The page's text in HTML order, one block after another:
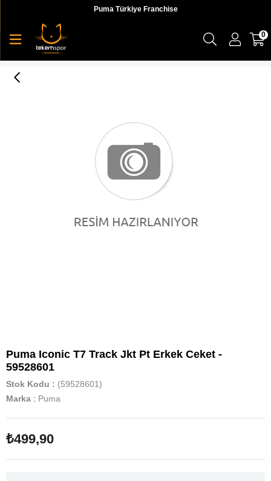
Puma Türkiye Franchise
0
Puma Iconic T7 Track Jkt Pt Erkek Ceket -
59528601
Stok Kodu
(59528601)
Marka : Puma
₺499,90